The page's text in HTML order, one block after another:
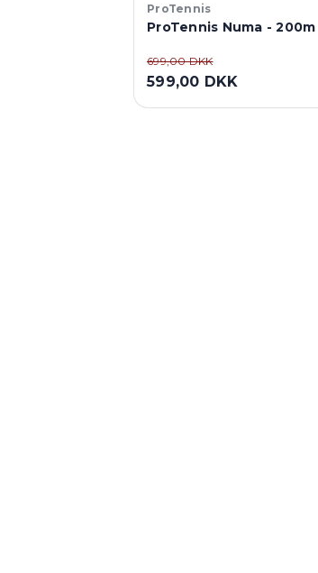
ProTennis
ProTennis Numa - 200m
699,00 DKK
599,00 DKK